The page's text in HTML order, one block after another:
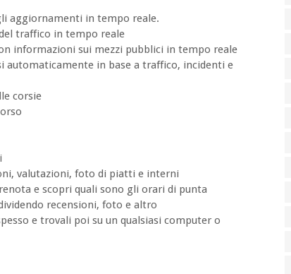
aggiornamenti in tempo reale.
traffico in tempo reale
informazioni sui mezzi pubblici in tempo reale
automaticamente in base a traffico, incidenti e
corsie
valutazioni, foto di piatti e interni
e scopri quali sono gli orari di punta
recensioni, foto e altro
e trovali poi su un qualsiasi computer o